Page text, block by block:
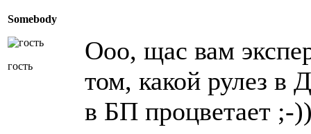
Somebody
гость
Ооо, щас вам
том, какой рулез в
в БП процветает ;-